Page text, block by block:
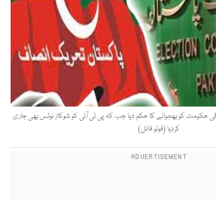
حکومت کو بھجوانے کا حکم دیا جب کہ پی ٹی آئی کو شوکاز نوٹس بھی جاری
کردیا (فوٹو فائل)